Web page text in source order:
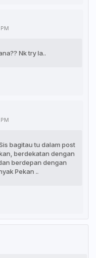
Nk try la..
bagitau tu dalam post
berdekatan dengan
berdepan dengan
Pekan ..